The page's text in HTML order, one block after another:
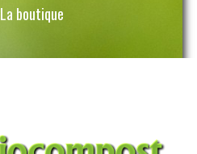
La boutique